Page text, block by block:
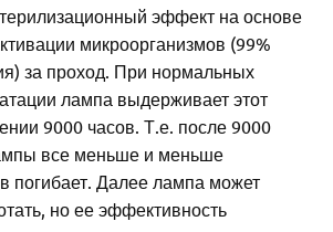
эффект на основе
микроорганизмов (99%
за проход. При нормальных
лампа выдерживает этот
9000 часов. Т.е. после 9000
все меньше и меньше
погибает. Далее лампа может
но ее эффективность